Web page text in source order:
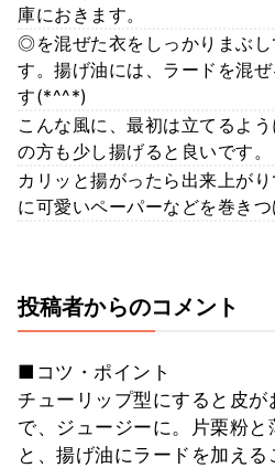
庫におきます。
◎を混ぜた衣をしっかりまぶし
す。揚げ油には、ラードを混
す(*^^*)
こんな風に、最初は立てるよ
の方も少し揚げると良いです。
カリッと揚がったら出来上が
に可愛いペーパーなどを巻き
投稿者からのコメント
■コツ・ポイント
チューリップ型にすると皮
で、ジュージーに。片栗粉と
と、揚げ油にラードを加え